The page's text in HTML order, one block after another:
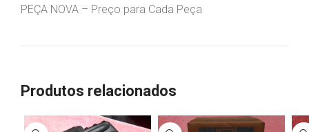
PEÇA NOVA – Preço para Cada Peça
Produtos relacionados